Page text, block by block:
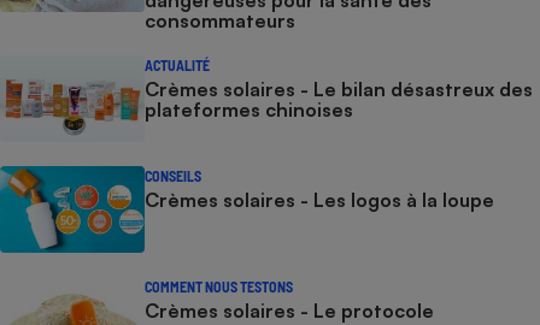
consommateurs
ACTUALITÉ
Crèmes solaires - Le bilan désastreux des
plateformes chinoises
CONSEILS
Crèmes solaires - Les logos à la loupe
COMMENT NOUS TESTONS
Crèmes solaires - Le protocole